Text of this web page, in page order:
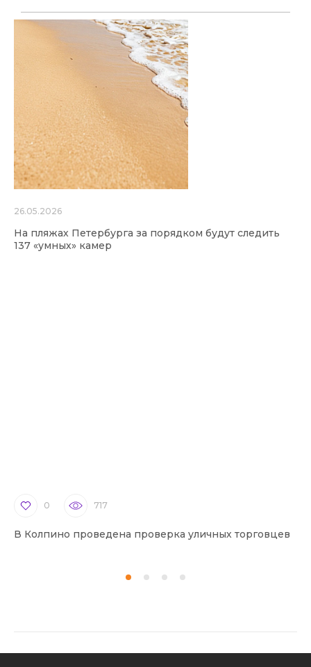
26.05.2026
На пляжах Петербурга за порядком будут следить
137 «умных» камер
0 717
В Колпино проведена проверка уличных торговцев